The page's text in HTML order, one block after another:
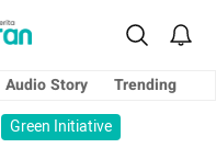
Audio Story
Trending
Green Initiative